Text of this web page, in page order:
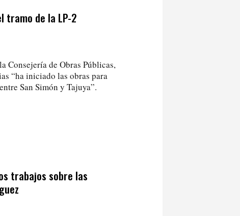
tramo de la LP-2
Consejería de Obras Públicas,
“ha iniciado las obras para
San Simón y Tajuya”.
trabajos sobre las